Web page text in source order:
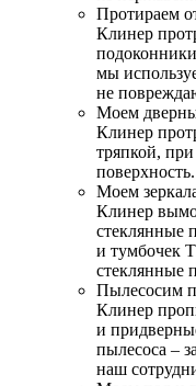
Протираем
Клинер
мы
не
Моем
Клинер
тряпкой,
поверхность.
Моем
Клинер
стеклянные
и тумбочек
стеклянные
Пылесосим
Клинер
и
пылесоса –
наш